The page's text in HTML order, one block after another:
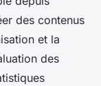
des contenus
et la
des